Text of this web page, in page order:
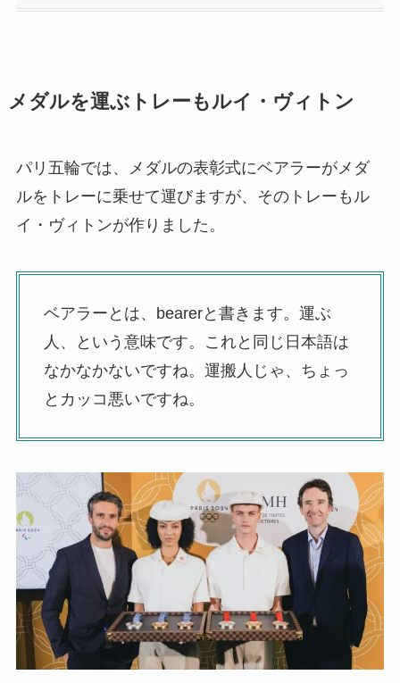
メダルを運ぶトレーもルイ・ヴィトン
パリ五輪では、メダルの表彰式にベアラーがメダ
ルをトレーに乗せて運びますが、そのトレーもル
イ・ヴィトンが作りました。
ベアラーとは、bearerと書きます。運ぶ
人、という意味です。これと同じ日本語は
なかなかないですね。運搬人じゃ、ちょっ
とカッコ悪いですね。